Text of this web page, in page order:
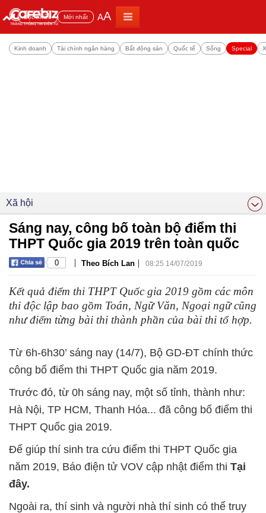
Đọc nhiều Mới nhất AA
Kinh doanh Tài chính ngân hàng Bất động sản Quốc tế Sống Special
Xã hội
Sáng nay, công bố toàn bộ điểm thi
THPT Quốc gia 2019 trên toàn quốc
0 | Theo Bích Lan | 08:25 14/07/2019
Kết quả điểm thi THPT Quốc gia 2019 gồm các môn
thi độc lập bao gồm Toán, Ngữ Văn, Ngoại ngữ cũng
như điểm từng bài thi thành phần của bài thi tổ hợp.
Từ 6h-6h30’ sáng nay (14/7), Bộ GD-ĐT chính thức
công bố điểm thi THPT Quốc gia năm 2019.
Trước đó, từ 0h sáng nay, một số tỉnh, thành như:
Hà Nội, TP HCM, Thanh Hóa... đã công bố điểm thi
THPT Quốc gia 2019.
Để giúp thí sinh tra cứu điểm thi THPT Quốc gia
năm 2019, Báo điện tử VOV cập nhật điểm thi Tại
đây.
Ngoài ra, thí sinh và người nhà thí sinh có thể truy